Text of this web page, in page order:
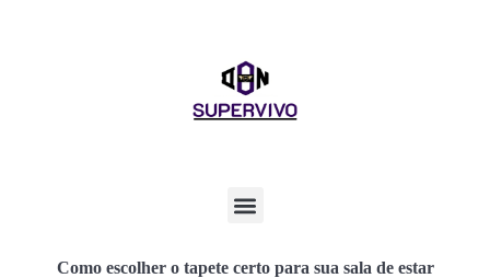
Como escolher o tapete certo para sua sala de estar